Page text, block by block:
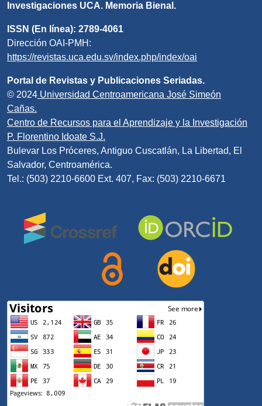
Investigaciones UCA. Memoria Bienal.
ISSN (En línea): 2789-4061
Dirección OAI-PMH:
https://revistas.uca.edu.sv/index.php/index/oai
Portal de Revistas y Publicaciones Seriadas.
© 2024 Universidad Centroamericana José Simeón
Cañas.
Centro de Recursos para el Aprendizaje y la Investigación
P. Florentino Idoate S.J.
Bulevar Los Próceres, Antiguo Cuscatlán, La Libertad, El
Salvador, Centroamérica.
Tel.: (503) 2210-6600 Ext. 407, Fax: (503) 2210-6671